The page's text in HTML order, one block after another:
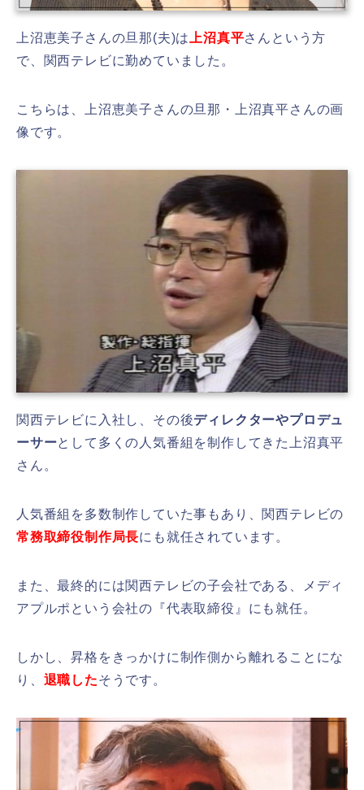
上沼恵美子さんの旦那(夫)は 上沼真平さんという方
で、関西テレビに勤めていました。
こちらは、上沼恵美子さんの旦那・上沼真平さんの画
像です。
関西テレビに入社し、その後ディレクターやプロデュ
ーサーとして多くの人気番組を制作してきた上沼真平
さん。
人気番組を多数制作していた事もあり、関西テレビの
常務取締役制作局長にも就任されています。
また、最終的には関西テレビの子会社である、メディ
アプルポという会社の『代表取締役』にも就任。
しかし、昇格をきっかけに制作側から離れることにな
り、 退職したそうです。